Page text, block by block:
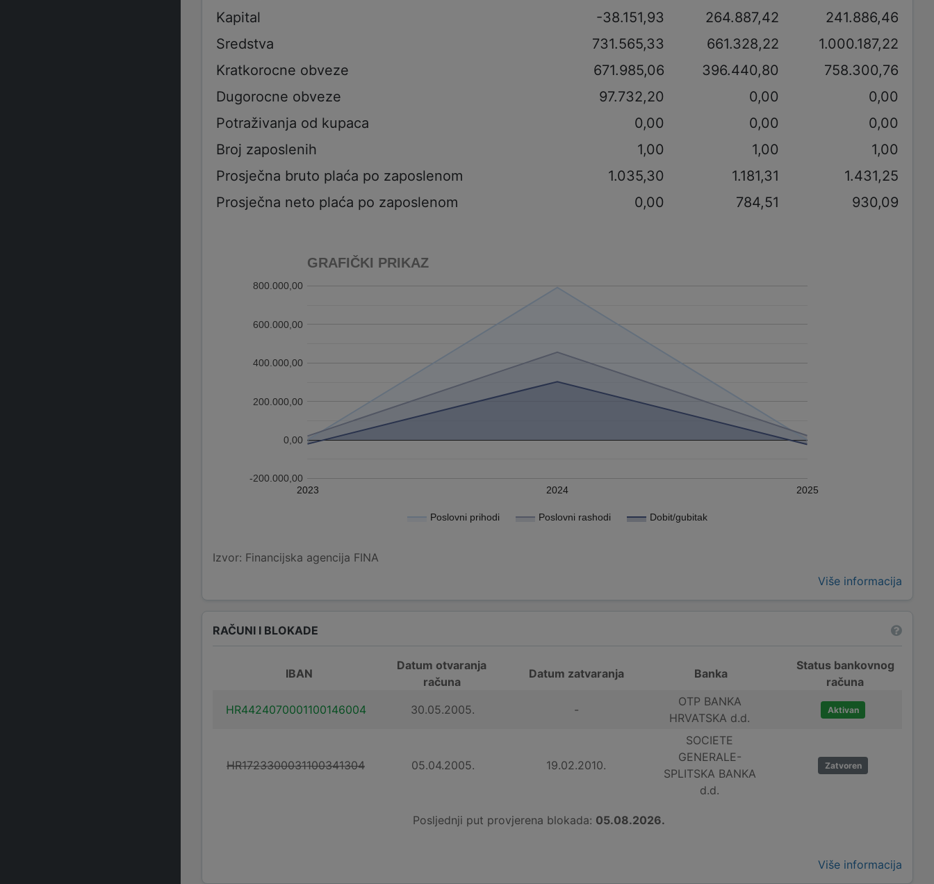
Kapital
-38.151,93 264.887,42
241.886,46
Sredstva
731.565,33 661.328,22
1.000.187,22
Kratkorocne obveze
671.985,06 396.440,80
758.300,76
Dugorocne obveze
97.732,20 0,00
0,00
Potraživanja od kupaca
0,00 0,00
0,00
Broj zaposlenih
1,00 1,00
1,00
Prosječna bruto plaća po zaposlenom
1.035,30 1.181,31
1.431,25
Prosječna neto plaća po zaposlenom
0,00 784,51 930,09
GRAFIČKI PRIKAZ
Poslovni prihodi Poslovni rashodi Dobit/gubitak
2023 2024 2025
-200.000,00
0,00
200.000,00
400.000,00
600.000,00
800.000,00
Izvor: Financijska agencija FINA
Više informacija
RAČUNI I BLOKADE
IBAN
Datum otvaranja
računa
Datum zatvaranja Banka
Status bankovnog
računa
HR4424070001100146004
30.05.2005. -
OTP BANKA
HRVATSKA d.d.
Aktivan
HR1723300031100341304 05.04.2005. 19.02.2010.
SOCIETE
GENERALE-
SPLITSKA BANKA
d.d.
Zatvoren
Posljednji put provjerena blokada: 05.08.2026.
Više informacija